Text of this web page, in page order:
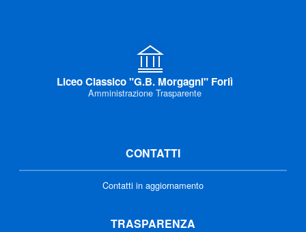
Liceo Classico "G.B. Morgagni" Forlì
Amministrazione Trasparente
CONTATTI
Contatti in aggiornamento
TRASPARENZA